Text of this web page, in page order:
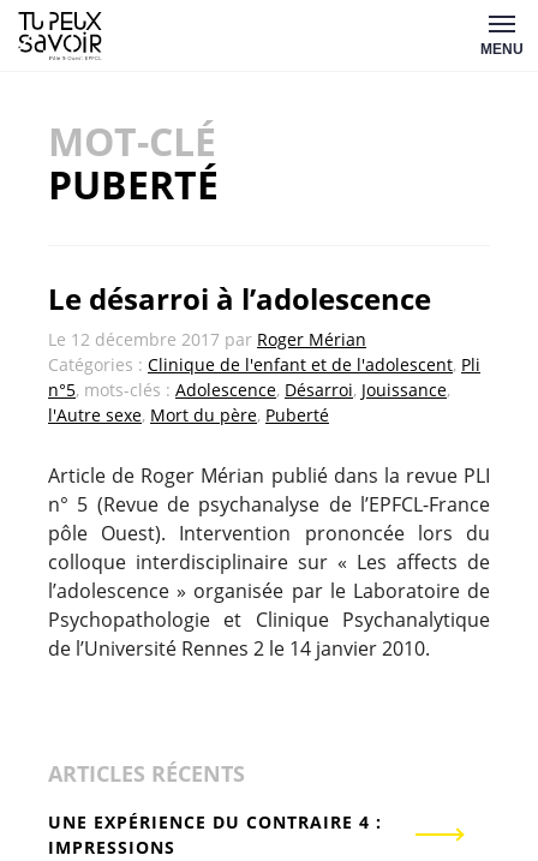
Aller
au
MENU
MOT-CLÉ
PUBERTÉ
Le désarroi à l’adolescence
Le 12 décembre 2017 par Roger Mérian
Catégories : Clinique de l'enfant et de l'adolescent, Pli
n°5, mots-clés : Adolescence, Désarroi, Jouissance,
l'Autre sexe, Mort du père, Puberté
Article de Roger Mérian publié dans la revue PLI
n° 5 (Revue de psychanalyse de l’EPFCL-France
pôle Ouest). Intervention prononcée lors du
colloque interdisciplinaire sur « Les affects de
l’adolescence » organisée par le Laboratoire de
Psychopathologie et Clinique Psychanalytique
de l’Université Rennes 2 le 14 janvier 2010.
ARTICLES RÉCENTS
UNE EXPÉRIENCE DU CONTRAIRE 4 :
IMPRESSIONS